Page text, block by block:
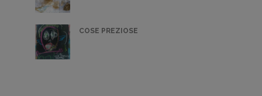
COSE PREZIOSE